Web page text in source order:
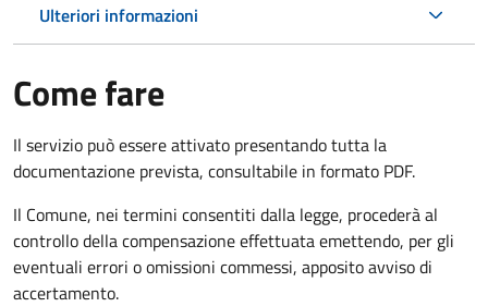
Ulteriori informazioni
Come fare
Il servizio può essere attivato presentando tutta la
documentazione prevista, consultabile in formato PDF.
Il Comune, nei termini consentiti dalla legge, procederà al
controllo della compensazione effettuata emettendo, per gli
eventuali errori o omissioni commessi, apposito avviso di
accertamento.